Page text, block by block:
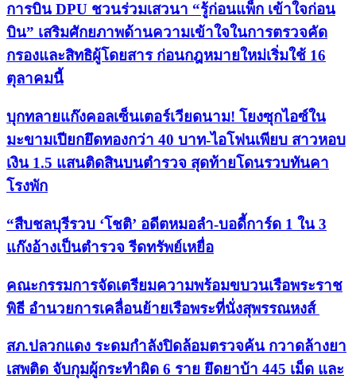
การบิน DPU ชวนร่วมเสวนา “รู้ก่อนแพ็ก เข้าใจก่อน
บิน” เสริมศักยภาพด้านความเข้าใจในการตรวจคัด
กรองและสิทธิผู้โดยสาร ก่อนกฎหมายใหม่เริ่มใช้ 16
ตุลาคมนี้
บุกทลายแก๊งคอลเซ็นเตอร์เวียดนาม! โยงซุกไอซ์ใน
มะขามเปียกยึดทองกว่า 40 บาท-ไอโฟนเพียบ สาวหอบ
เงิน 1.5 แสนติดสินบนตำรวจ สุดท้ายโดนรวบทันคา
โรงพัก
“สืบชลบุรีรวบ ‘โชติ’ อดีตหมอลำ-บอดี้การ์ด 1 ใน 3
แก๊งอ้างเป็นตำรวจ รีดทรัพย์เหยื่อ
คณะกรรมการจัดเตรียมความพร้อมขบวนเรือพระราช
พิธี อำนวยการเคลื่อนย้ายเรือพระที่นั่งสุพรรณหงส์
สภ.ปลวกแดง ระดมกำลังปิดล้อมตรวจค้น กวาดล้างยา
เสพติด จับกุมผู้กระทำผิด 6 ราย ยึดยาบ้า 445 เม็ด และ